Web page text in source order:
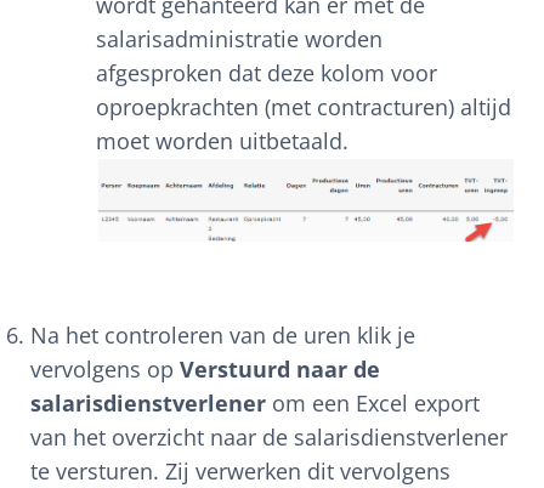
salarisadministratie worden
afgesproken dat deze kolom voor
oproepkrachten (met contracturen) altijd
moet worden uitbetaald.
Na het controleren van de uren klik je
vervolgens op Verstuurd naar de
salarisdienstverlener om een Excel export
van het overzicht naar de salarisdienstverlener
te versturen. Zij verwerken dit vervolgens